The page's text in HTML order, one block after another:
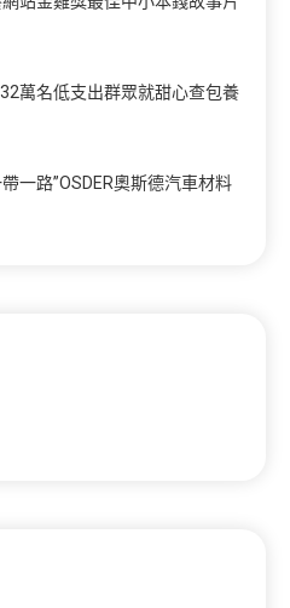
萬名低支出群眾就甜心查包養
一路”OSDER奧斯德汽車材料